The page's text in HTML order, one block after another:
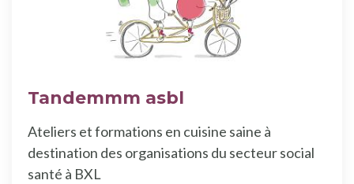
Tandemmm asbl
Ateliers et formations en cuisine saine à
destination des organisations du secteur social
santé à BXL